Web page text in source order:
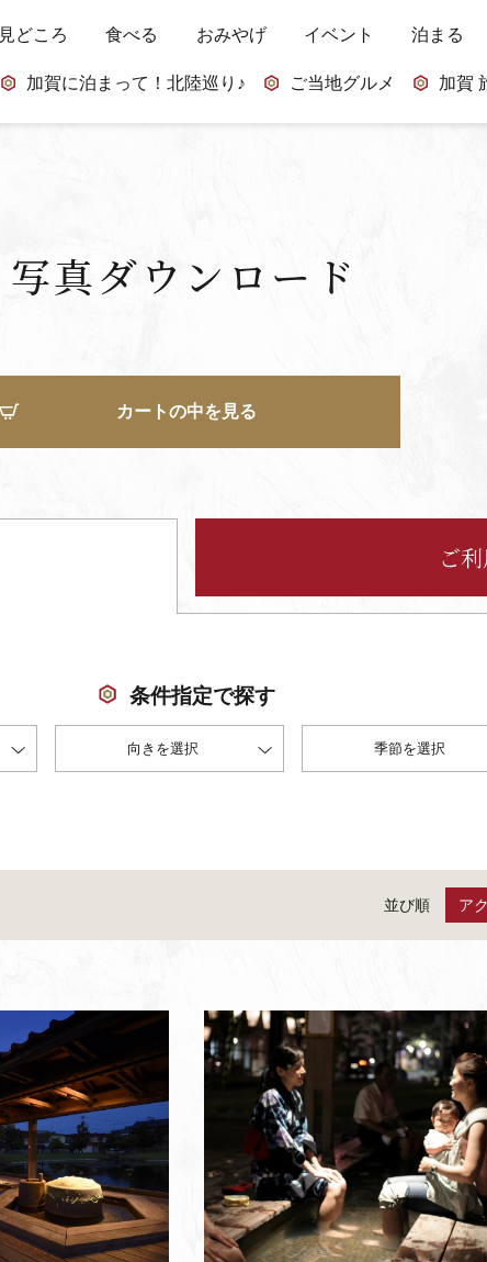
見どころ 食べる おみやげ イベント 泊まる
加賀に泊まって！北陸巡り♪ ご当地グルメ 加賀
写真ダウンロード
ご
カートの中を見る
条件指定で探す
向きを選択 季節を選択
並び順 ア